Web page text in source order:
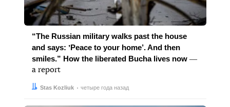
“The Russian military walks past the house
and says: ʼPeace to your home’. And then
smiles.” How the liberated Bucha lives now―
a report
Автор:
Stas Kozliuk
Дата: четыре года назад